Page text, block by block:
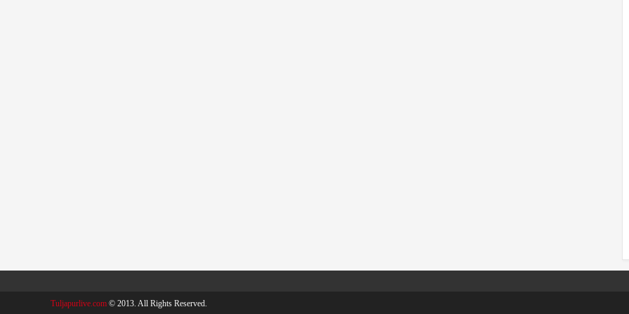
Tuljapurlive.com © 2013. All Rights Reserved.